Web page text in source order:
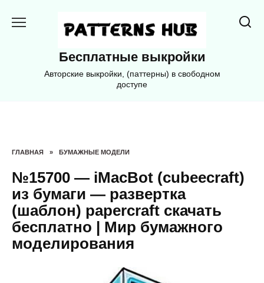
Бесплатные выкройки
Авторские выкройки, (паттерны) в свободном
доступе
ГЛАВНАЯ » БУМАЖНЫЕ МОДЕЛИ
№15700 — iMacBot (cubeecraft)
из бумаги — развертка
(шаблон) papercraft скачать
бесплатно | Мир бумажного
моделирования